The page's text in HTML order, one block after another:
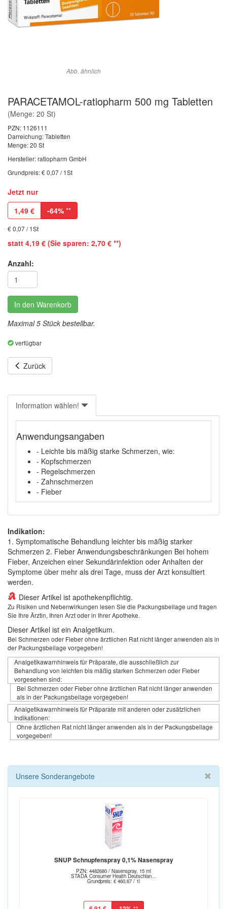
Abb. ähnlich
PARACETAMOL-ratiopharm 500 mg Tabletten
(Menge: 20 St)
PZN: 1126111
Darreichung: Tabletten
Menge: 20 St
Hersteller: ratiopharm GmbH
Grundpreis: € 0,07 / 1St
Jetzt nur
1,49 € -64% **
€ 0,07 / 1St
statt 4,19 € (Sie sparen: 2,70 € **)
Anzahl:
In den Warenkorb
Maximal 5 Stück bestellbar.
verfügbar
Zurück
Information wählen!
Anwendungsangaben
- Leichte bis mäßig starke Schmerzen, wie:
- Kopfschmerzen
- Regelschmerzen
- Zahnschmerzen
- Fieber
Indikation:
1. Symptomatische Behandlung leichter bis mäßig starker
Schmerzen 2. Fieber Anwendungsbeschränkungen Bei hohem
Fieber, Anzeichen einer Sekundärinfektion oder Anhalten der
Symptome über mehr als drei Tage, muss der Arzt konsultiert
werden.
Dieser Artikel ist apothekenpflichtig.
Zu Risiken und Nebenwirkungen lesen Sie die Packungsbeilage und fragen
Sie Ihre Ärztin, Ihren Arzt oder in Ihrer Apotheke.
Dieser Artikel ist ein Analgetikum.
Bei Schmerzen oder Fieber ohne ärztlichen Rat nicht länger anwenden als in
der Packungsbeilage vorgegeben!
Analgetikawarnhinweis für Präparate, die ausschließlich zur
Behandlung von leichten bis mäßig starken Schmerzen oder Fieber
vorgesehen sind:
Bei Schmerzen oder Fieber ohne ärztlichen Rat nicht länger anwenden
als in der Packungsbeilage vorgegeben!
Analgetikawarnhinweis für Präparate mit anderen oder zusätzlichen
Indikationen:
Ohne ärztlichen Rat nicht länger anwenden als in der Packungsbeilage
vorgegeben!
Unsere Sonderangebote
SNUP Schnupfenspray 0,1% Nasenspray
PZN: 4482680 / Nasenspray, 15 ml
STADA Consumer Health Deutschlan...
Grundpreis: € 460,67 / 1l